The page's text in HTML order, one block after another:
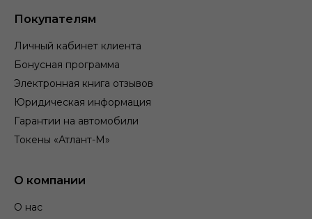
Покупателям
Личный кабинет клиента
Бонусная программа
Электронная книга отзывов
Юридическая информация
Гарантии на автомобили
Токены «Атлант-М»
О компании
О нас